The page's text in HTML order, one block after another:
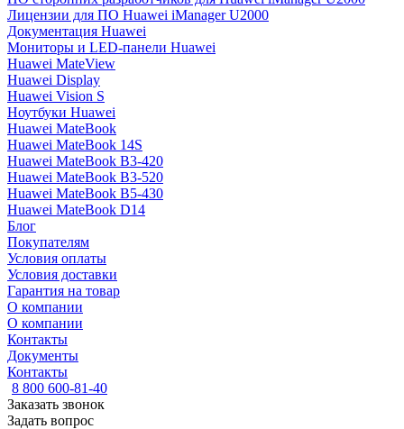
Лицензии для ПО Huawei iManager U2000
Документация Huawei
Мониторы и LED-панели Huawei
Huawei MateView
Huawei Display
Huawei Vision S
Ноутбуки Huawei
Huawei MateBook
Huawei MateBook 14S
Huawei MateBook B3-420
Huawei MateBook B3-520
Huawei MateBook B5-430
Huawei MateBook D14
Блог
Покупателям
Условия оплаты
Условия доставки
Гарантия на товар
О компании
О компании
Контакты
Документы
Контакты
8 800 600-81-40
Заказать звонок
Задать вопрос